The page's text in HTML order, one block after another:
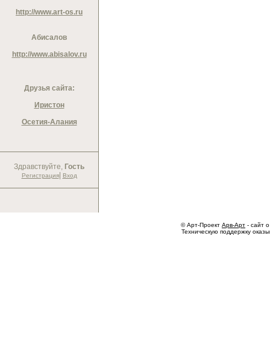
http://www.art-os.ru
Абисалов
http://www.abisalov.ru
Друзья сайта:
Иристон
Осетия-Алания
Здравствуйте, Гость
Регистрация| Вход
© Арт-Проект Арв-Арт - сайт
Техническую поддержку